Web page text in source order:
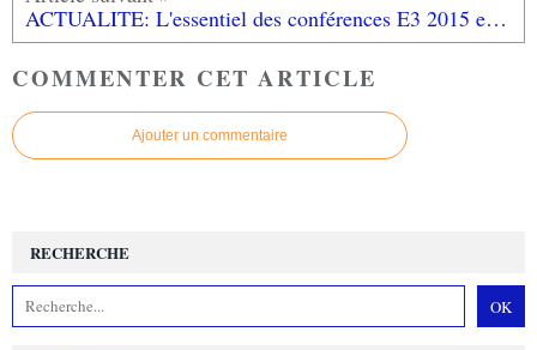
ACTUALITE: L'essentiel des conférences E3 2015 et leurs bonnes nouvelles!
COMMENTER CET ARTICLE
Ajouter un commentaire
RECHERCHE